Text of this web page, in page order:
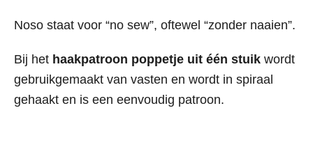
Noso staat voor “no sew”, oftewel “zonder naaien”.
Bij het haakpatroon poppetje uit één stuik wordt
gebruikgemaakt van vasten en wordt in spiraal
gehaakt en is een eenvoudig patroon.